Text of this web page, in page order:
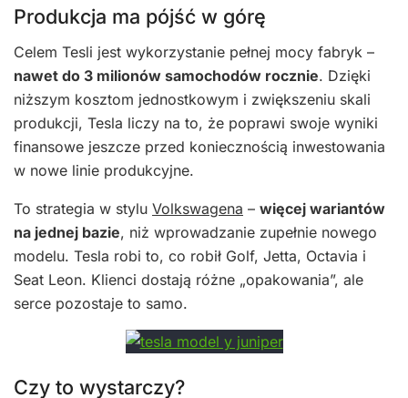
Produkcja ma pójść w górę
Celem Tesli jest wykorzystanie pełnej mocy fabryk –
nawet do 3 milionów samochodów rocznie. Dzięki
niższym kosztom jednostkowym i zwiększeniu skali
produkcji, Tesla liczy na to, że poprawi swoje wyniki
finansowe jeszcze przed koniecznością inwestowania
w nowe linie produkcyjne.
To strategia w stylu Volkswagena – więcej wariantów
na jednej bazie, niż wprowadzanie zupełnie nowego
modelu. Tesla robi to, co robił Golf, Jetta, Octavia i
Seat Leon. Klienci dostają różne „opakowania”, ale
serce pozostaje to samo.
Czy to wystarczy?